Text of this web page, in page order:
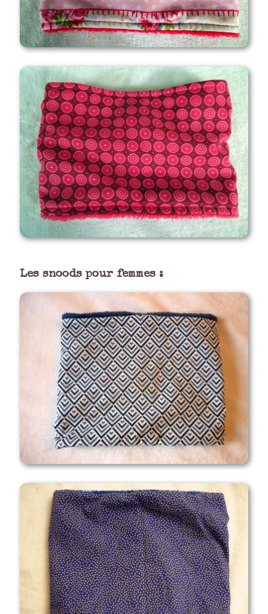
Les snoods pour femmes :